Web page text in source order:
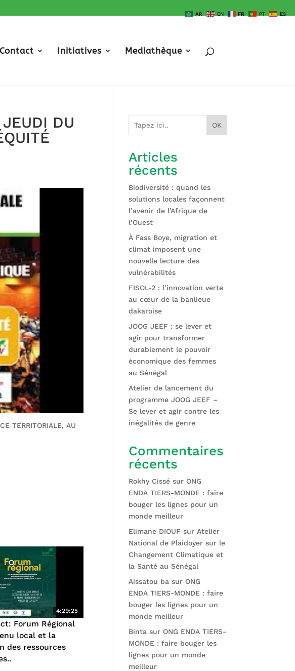
Contact Initiatives Mediathèque
DU
TERRITORIALE, AU
4:29:25
Forum Régional
local et la
des ressources
OK
Articles
récents
Biodiversité : quand les
solutions locales façonnent
l’avenir de l’Afrique de
l’Ouest
À Fass Boye, migration et
climat imposent une
nouvelle lecture des
vulnérabilités
FISOL-2 : l’innovation verte
au cœur de la banlieue
dakaroise
JOOG JEEF : se lever et
agir pour transformer
durablement le pouvoir
économique des femmes
au Sénégal
Atelier de lancement du
programme JOOG JEEF –
Se lever et agir contre les
inégalités de genre
Commentaires
récents
Rokhy Cissé sur ONG
ENDA TIERS-MONDE : faire
bouger les lignes pour un
monde meilleur
Elimane DIOUF surAtelier
National de Plaidoyer sur le
Changement Climatique et
la Santé au Sénégal
Aissatou ba sur ONG
ENDA TIERS-MONDE : faire
bouger les lignes pour un
monde meilleur
Binta sur ONG ENDA TIERS-
MONDE : faire bouger les
lignes pour un monde
meilleur
AR EN FR PT ES